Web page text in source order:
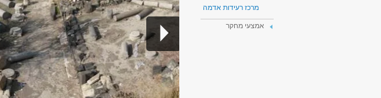
מרכז רעידות אדמה
אמצעי מחקר